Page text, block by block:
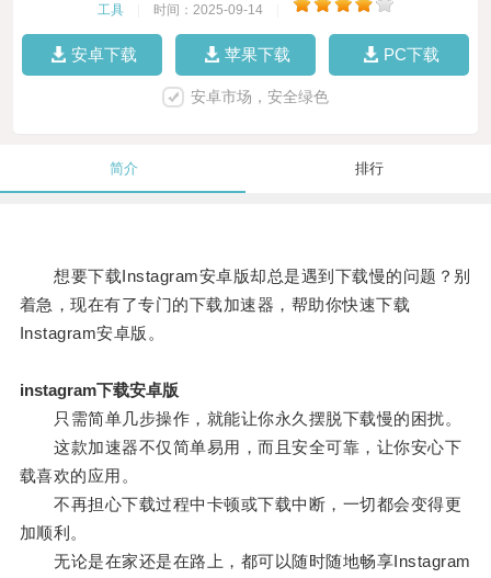
工具 时间：2025-09-14
安卓下载 苹果下载 PC下载
安卓市场，安全绿色
简介 排行
想要下载Instagram安卓版却总是遇到下载慢的问题？别
着急，现在有了专门的下载加速器，帮助你快速下载
Instagram安卓版。
instagram下载安卓版
只需简单几步操作，就能让你永久摆脱下载慢的困扰。
这款加速器不仅简单易用，而且安全可靠，让你安心下
载喜欢的应用。
不再担心下载过程中卡顿或下载中断，一切都会变得更
加顺利。
无论是在家还是在路上，都可以随时随地畅享Instagram